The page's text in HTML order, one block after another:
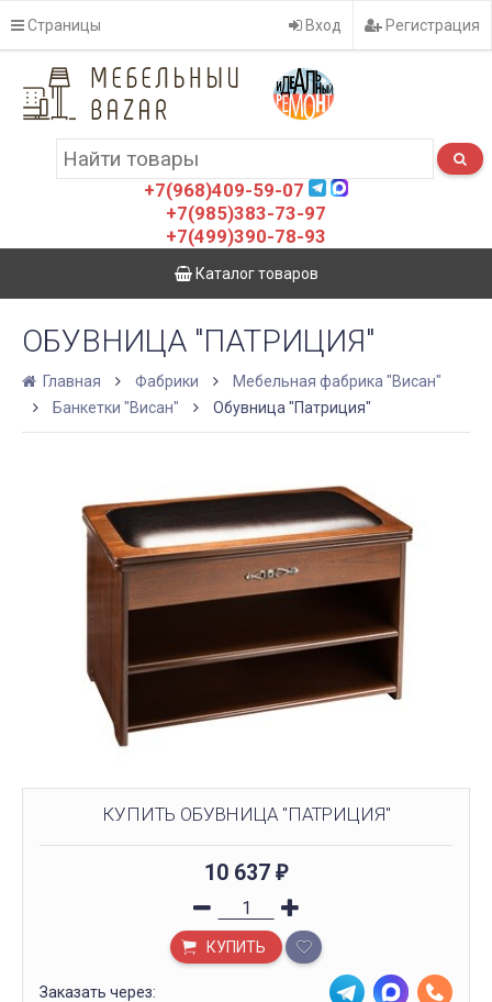
Страницы Вход Регистрация
+7(968)409-59-07
+7(985)383-73-97
+7(499)390-78-93
Каталог товаров
ОБУВНИЦА "ПАТРИЦИЯ"
Главная Фабрики
Мебельная фабрика "Висан"
Банкетки "Висан"
Обувница "Патриция"
КУПИТЬ ОБУВНИЦА "ПАТРИЦИЯ"
10 637 ₽
КУПИТЬ
Заказать через: